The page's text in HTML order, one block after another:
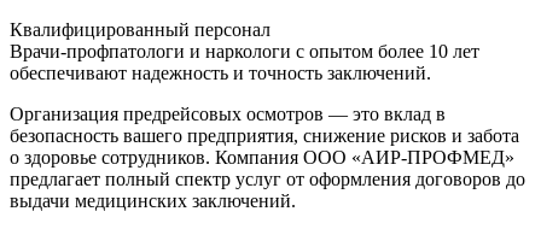
Квалифицированный персонал
Врачи-профпатологи и наркологи с опытом более 10 лет
обеспечивают надежность и точность заключений.
Организация предрейсовых осмотров — это вклад в
безопасность вашего предприятия, снижение рисков и забота
о здоровье сотрудников. Компания ООО «АИР-ПРОФМЕД»
предлагает полный спектр услуг от оформления договоров до
выдачи медицинских заключений.